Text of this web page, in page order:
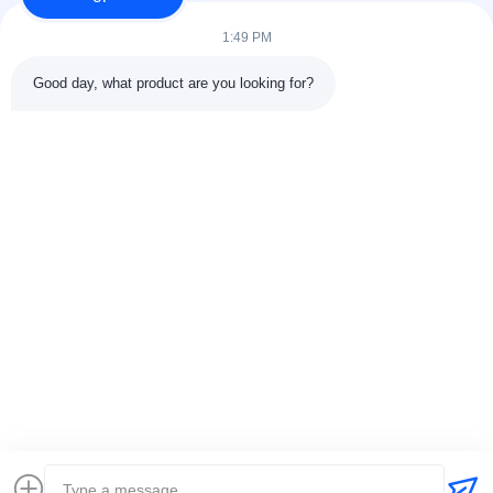
© 2026 Hunan Hentg Power Electric Technology Co., Ltd.. All Rights
1:49 PM
Good day, what product are you looking for?